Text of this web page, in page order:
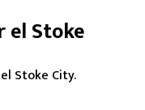
el Stoke
Stoke City.